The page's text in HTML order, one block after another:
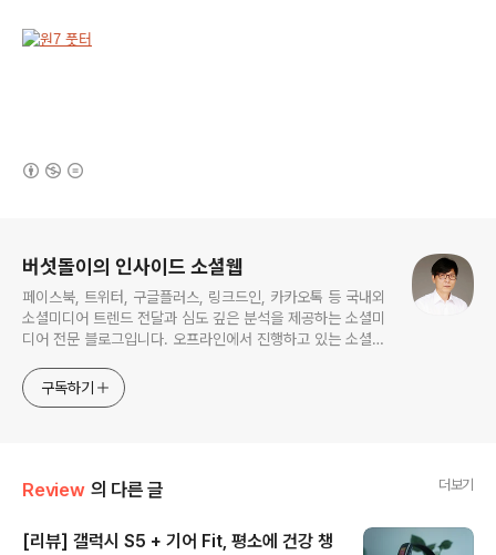
버섯돌이의 인사이드 소셜웹
페이스북, 트위터, 구글플러스, 링크드인, 카카오톡 등 국내외
소셜미디어 트렌드 전달과 심도 깊은 분석을 제공하는 소셜미
디어 전문 블로그입니다. 오프라인에서 진행하고 있는 소셜미
구독하기
Review 의 다른 글 더보기
[리뷰] 갤럭시 S5 + 기어 Fit, 평소에 건강 챙